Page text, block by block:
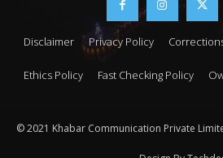
Disclaimer Privacy Policy
Ethics Policy Fast Checking Policy
© 2021 Khabar Communication Private